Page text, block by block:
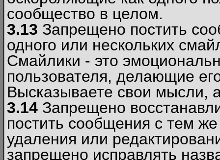
сообщество в целом.
3.13 Запрещено постить
одного или нескольких
Смайлики - это
пользователя, делающие
Высказываете свои мысли,
3.14 Запрещено
постить сообщения с тем
удаления или
запрещено исправлять